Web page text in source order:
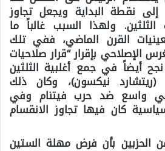
إلى نقطة البداية ويجعل تجاوز
الثلثين. ولهذا السبب غالباً ما
القرن الماضي، ففي تلك
الإصلاحي بإقرار “قرار صلاحيات
عام 1973 بل نجح أيضاً في جمع أغلبية الثلثين
(ريتشارد نيكسون)، وكان ذلك
واسع ضد حرب فيتنام وفي
كان فيها تجاوز الانقسام
الحزبين بأن فرض مهلة الستين